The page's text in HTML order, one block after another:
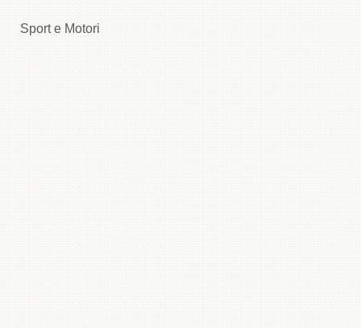
Sport e Motori